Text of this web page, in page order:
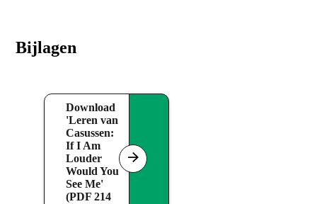
Bijlagen
Download
'Leren van
Casussen:
If I Am
Louder
Would You
See Me'
(PDF 214